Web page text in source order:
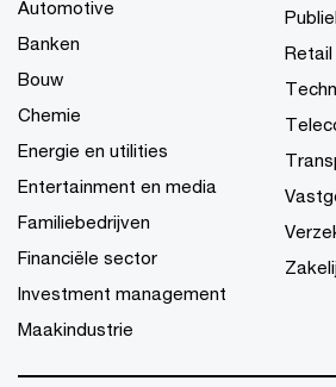
Automotive
Banken
Bouw
Chemie
Energie en utilities
Entertainment en media
Familiebedrijven
Financiële sector
Investment management
Maakindustrie